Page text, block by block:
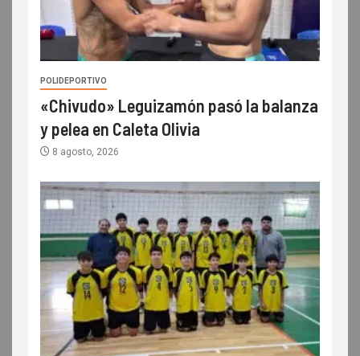
POLIDEPORTIVO
«Chivudo» Leguizamón pasó la balanza
y pelea en Caleta Olivia
8 agosto, 2026